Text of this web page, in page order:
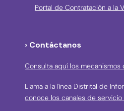
Portal de Contratación a la
› Contáctanos
Consulta aquí los
Llama a la línea Distrital de
conoce los canales de servicio